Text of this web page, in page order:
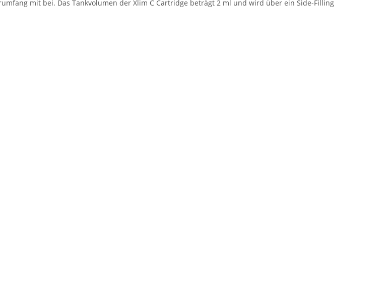
mit bei. Das Tankvolumen der Xlim C Cartridge beträgt 2 ml und wird über ein Side-Filling